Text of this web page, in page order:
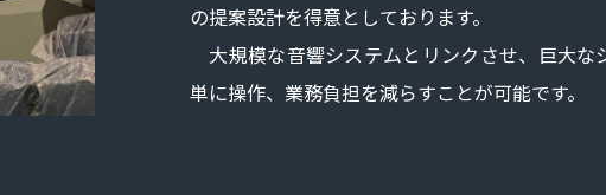
の提案設計を得意としております。
大規模な音響システムとリンクさせ、巨大な
単に操作、業務負担を減らすことが可能です。